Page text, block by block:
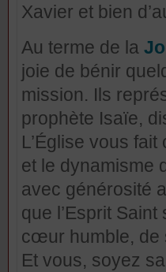
Xavier et bien
Au terme de la
joie de bénir
mission. Ils
prophète Isaïe,
L’Église vous
et le dynamisme
avec générosité
que l’Esprit
cœur humble, de
Et vous, soyez